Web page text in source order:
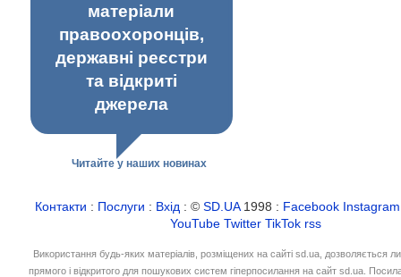
матеріали
правоохоронців,
державні реєстри
та відкриті
джерела
Читайте у наших новинах
Контакти : Послуги : Вхід : ©SD.UA1998 : Facebook Instagram
YouTube Twitter TikTok rss
Використання будь-яких матеріалів, розміщених на сайті sd.ua, дозволяється
прямого і відкритого для пошукових систем гіперпосилання на сайт sd.ua.